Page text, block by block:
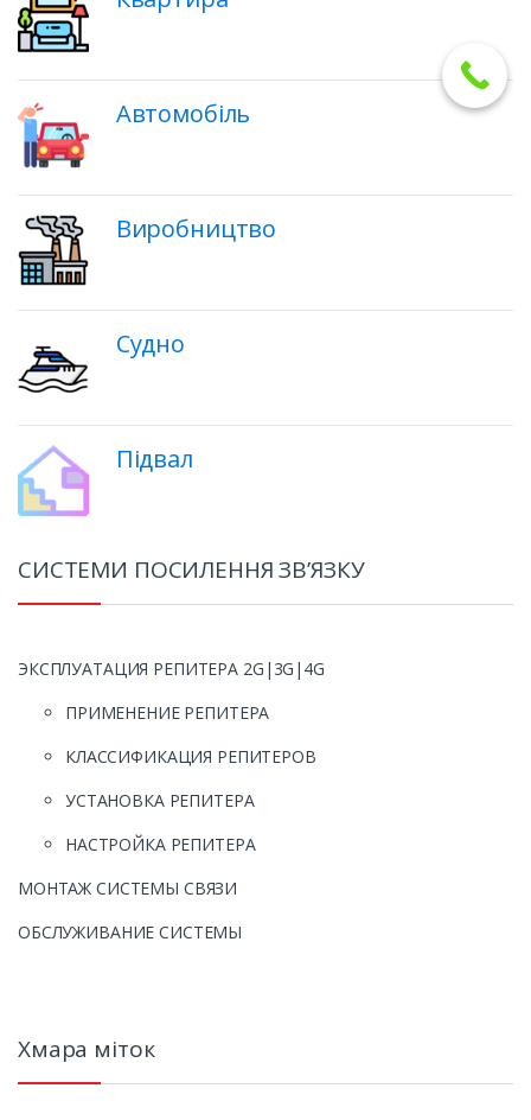
Автомобіль
Виробництво
Судно
Підвал
СИСТЕМИ ПОСИЛЕННЯ ЗВ’ЯЗКУ
ЭКСПЛУАТАЦИЯ РЕПИТЕРА 2G|3G|4G
ПРИМЕНЕНИЕ РЕПИТЕРА
КЛАССИФИКАЦИЯ РЕПИТЕРОВ
УСТАНОВКА РЕПИТЕРА
НАСТРОЙКА РЕПИТЕРА
МОНТАЖ СИСТЕМЫ СВЯЗИ
ОБСЛУЖИВАНИЕ СИСТЕМЫ
Хмара міток